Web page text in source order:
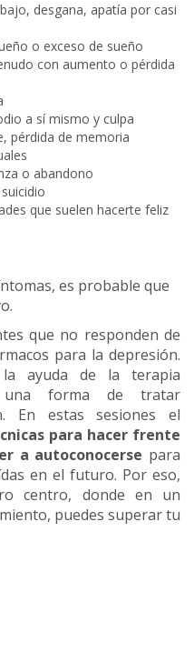
desgana, apatía por casi
o exceso de sueño
con aumento o pérdida
a sí mismo y culpa
pérdida de memoria
o abandono
que suelen hacerte feliz
es probable que
que no responden de
para la depresión.
ayuda de la terapia
una forma de tratar
En estas sesiones el
para hacer frente
a autoconocerse para
en el futuro. Por eso,
centro, donde en un
puedes superar tu